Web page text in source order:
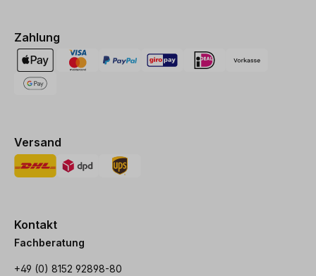
Zahlung
Versand
Kontakt
Fachberatung
+49 (0) 8152 92898-80